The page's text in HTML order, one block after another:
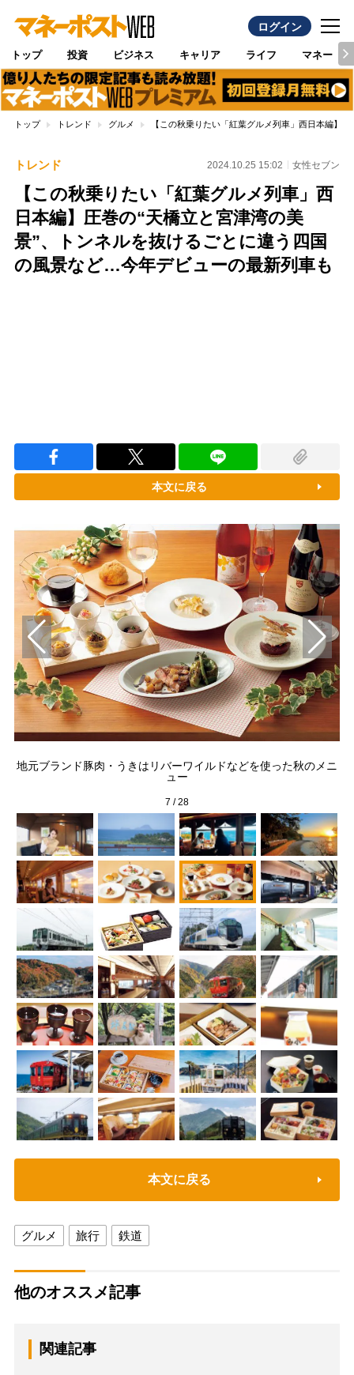
ログイン
トップ 投資 ビジネス キャリア ライフ マネー
トップ トレンド グルメ 【この秋乗りたい「紅葉グルメ列車」西日本編】
トレンド 2024.10.25 15:02 女性セブン
【この秋乗りたい「紅葉グルメ列車」西
日本編】圧巻の“天橋立と宮津湾の美
景”、トンネルを抜けるごとに違う四国
の風景など…今年デビューの最新列車も
本文に戻る
地元ブランド豚肉・うきはリバーワイルドなどを使った秋のメニ
ュー
7 /28
本文に戻る
グルメ 旅行 鉄道
他のオススメ記事
関連記事